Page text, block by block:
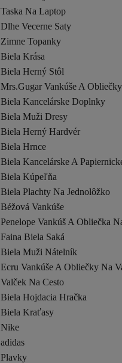
Taska Na Laptop
Dlhe Vecerne Saty
Zimne Topanky
Biela Krása
Biela Herný Stôl
Mrs.Gugar Vankúše A
Biela Kancelárske Doplnky
Biela Muži Dresy
Biela Herný Hardvér
Biela Hrnce
Biela Kancelárske A
Biela Kúpeľňa
Biela Plachty Na Jednolôžko
Béžová Vankúše
Penelope Vankúš A Obliečka
Faina Biela Saká
Biela Muži Nátelník
Ecru Vankúše A Obliečky Na
Valček Na Cesto
Biela Hojdacia Hračka
Biela Kraťasy
Nike
adidas
Plavky